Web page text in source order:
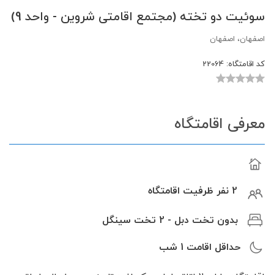
سوئیت دو تخته (مجتمع اقامتی شروین - واحد 9)
اصفهان، اصفهان
کد اقامتگاه:
معرفی اقامتگاه
2 نفر ظرفیت اقامتگاه
بدون تخت دبل - 2 تخت سینگل
حداقل اقامت 1 شب